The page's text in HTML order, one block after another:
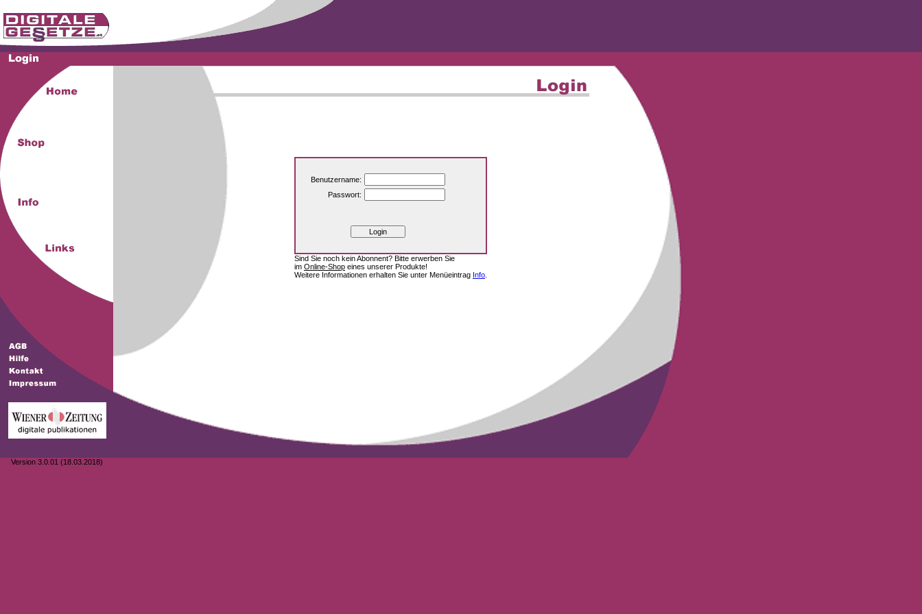
Version 3.0.01 (18.03.2018)
Benutzername:
Passwort:
Sind Sie noch kein Abonnent? Bitte erwerben Sie
im Online-Shop eines unserer Produkte!
Weitere Informationen erhalten Sie unter Menüeintrag Info